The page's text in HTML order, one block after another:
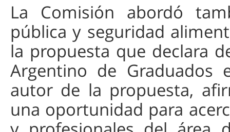
La Comisión abordó
pública y seguridad
la propuesta que declara
Argentino de Graduados
autor de la propuesta,
una oportunidad para